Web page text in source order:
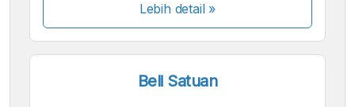
Lebih detail »
Beli Satuan